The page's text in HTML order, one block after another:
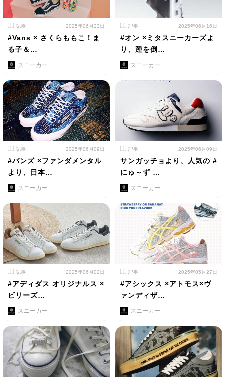
記事 2025年06月23日
#Vans × さくらももこ！ま
る子＆…
スニーカー
記事 2025年06月16日
#オン ×ミタスニーカーズよ
り、踵を倒…
スニーカー
記事 2025年06月09日
#バンズ ×ファンダメンタル
より、日本…
スニーカー
記事 2025年06月09日
サンガッチョより、人気の #
にゅ～ず …
スニーカー
記事 2025年06月02日
#アディダス オリジナルス ×
ビリーズ…
スニーカー
記事 2025年05月27日
#アシックス ×アトモス×ヴ
ァンディザ…
スニーカー